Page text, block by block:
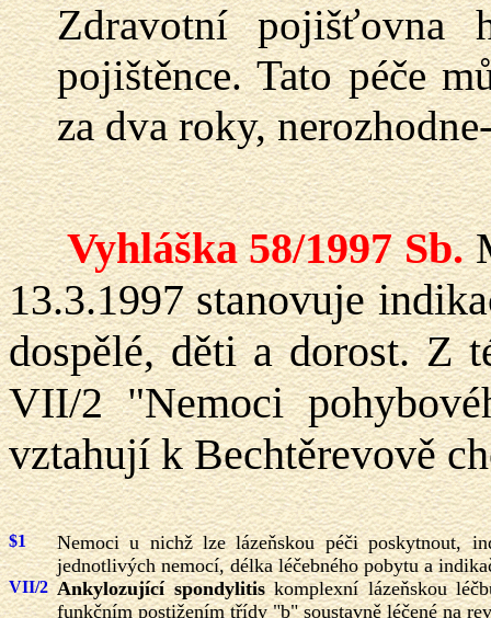
Zdravotní pojišťovna
pojištěnce. Tato péče
za dva roky,
Vyhláška 58/1997 Sb.
13.3.1997 stanovuje
dospělé, děti a dorost. Z
VII/2 "Nemoci
vztahují k Bechtěrevově
$1
Nemoci u nichž lze lázeňskou péči poskytnout,
jednotlivých nemocí, délka léčebného pobytu a
VII/2Ankylozující spondylitiskomplexní lázeňskou
funkčním postižením třídy "b" soustavně léčené na